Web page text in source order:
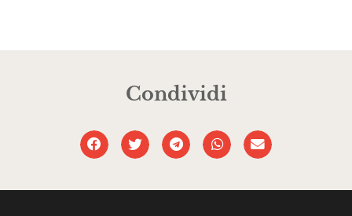
Condividi